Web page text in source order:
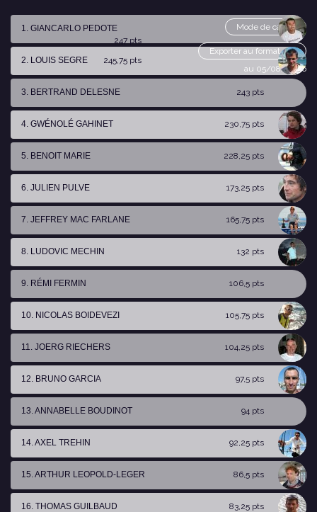
Mode de calcul
Exporter au format csv
au 05/08/2026
1. GIANCARLO PEDOTE
247 pts
2. LOUIS SEGRE
245,75 pts
3. BERTRAND DELESNE 243 pts
4. GWÉNOLÉ GAHINET 230,75 pts
5. BENOIT MARIE 228,25 pts
6. JULIEN PULVE 173,25 pts
7. JEFFREY MAC FARLANE 165,75 pts
8. LUDOVIC MECHIN 132 pts
9. RÉMI FERMIN 106,5 pts
10. NICOLAS BOIDEVEZI 105,75 pts
11. JOERG RIECHERS 104,25 pts
12. BRUNO GARCIA 97,5 pts
13. ANNABELLE BOUDINOT 94 pts
14. AXEL TREHIN 92,25 pts
15. ARTHUR LEOPOLD-LEGER 86,5 pts
16. THOMAS GUILBAUD 83,25 pts